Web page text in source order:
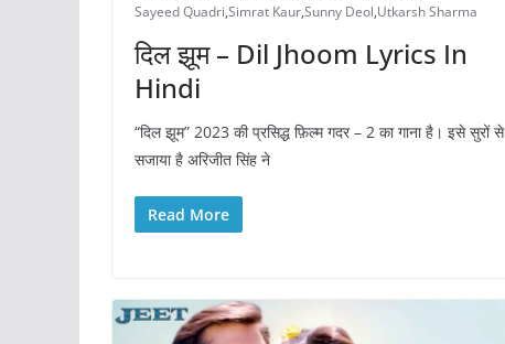
Sayeed Quadri,Simrat Kaur,Sunny Deol,Utkarsh Sharma
दिल झूम – Dil Jhoom Lyrics In
Hindi
“दिल झूम” 2023 की प्रसिद्ध फ़िल्म गदर – 2 का गाना है। इसे सुरों से
सजाया है अरिजीत सिंह ने
Read More